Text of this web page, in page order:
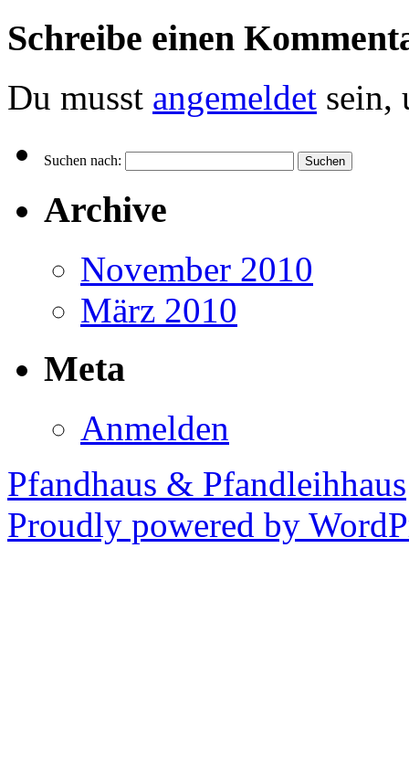
Schreibe einen
Du musst angemeldet sein,
Suchen nach:
Archive
November 2010
März 2010
Meta
Anmelden
Pfandhaus & Pfandleihhaus
Proudly powered by